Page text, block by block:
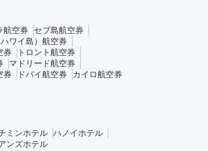
航空券 セブ島航空券
ワイ島）航空券
券
トロント航空券
マドリード航空券
券 ドバイ航空券 カイロ航空券
ミンホテル ハノイホテル
ンズホテル